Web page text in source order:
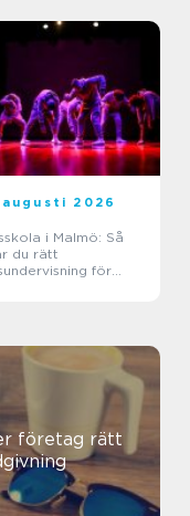
augusti 2026
i Malmö: Så
du rätt
för